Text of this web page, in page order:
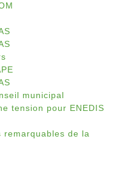
municipal
tension pour ENEDIS
remarquables de la